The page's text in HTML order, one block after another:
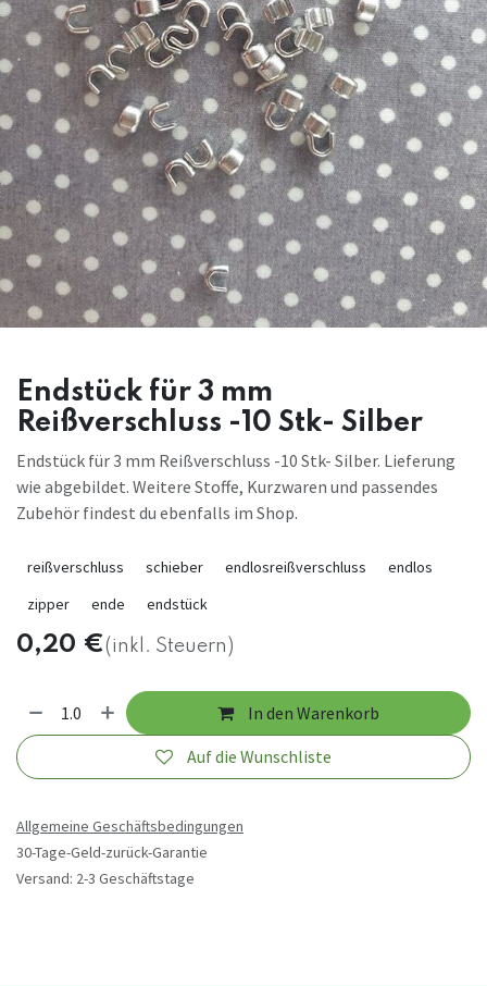
Endstück für 3 mm
Reißverschluss -10 Stk- Silber
Endstück für 3 mm Reißverschluss -10 Stk- Silber. Lieferung
wie abgebildet. Weitere Stoffe, Kurzwaren und passendes
Zubehör findest du ebenfalls im Shop.
reißverschluss schieber endlosreißverschluss
endlos
zipper
ende endstück
0,20 €(inkl. Steuern)
In den Warenkorb
Auf die Wunschliste
Allgemeine Geschäftsbedingungen
30-Tage-Geld-zurück-Garantie
Versand: 2-3 Geschäftstage